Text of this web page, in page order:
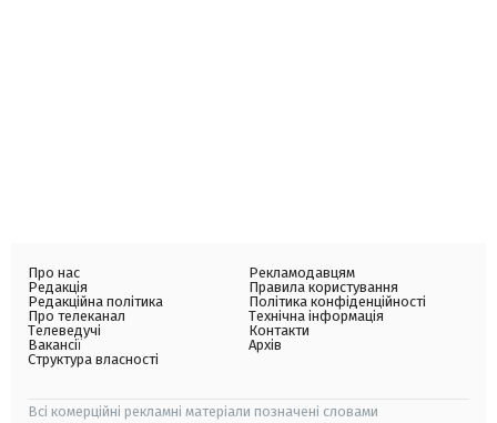
Про нас
Редакція
Редакційна політика
Про телеканал
Телеведучі
Вакансії
Структура власності
Рекламодавцям
Правила користування
Політика конфіденційності
Технічна інформація
Контакти
Архів
Всі комерційні рекламні матеріали позначені словами